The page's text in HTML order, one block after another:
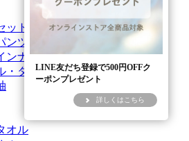
ット
ンツ
ンナー
・タンクトップ
オル
LINE友だち登録で500円OFFク
ーポンプレゼント
詳しくはこちら